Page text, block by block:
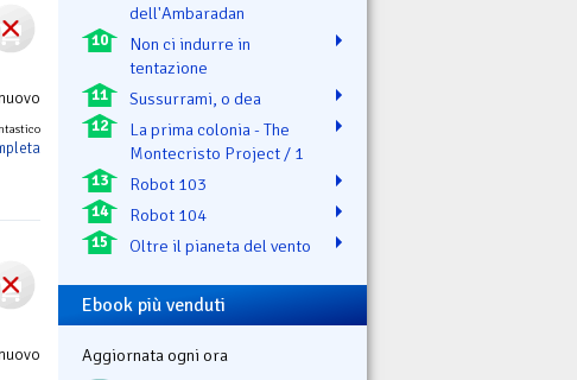
dell'Ambaradan
10
Non ci indurre in
tentazione
11 Sussurrami, o dea
12
La prima colonia - The
Montecristo Project / 1
13 Robot 103
14 Robot 104
15 Oltre il pianeta del vento
Ebook più venduti
Aggiornata ogni ora